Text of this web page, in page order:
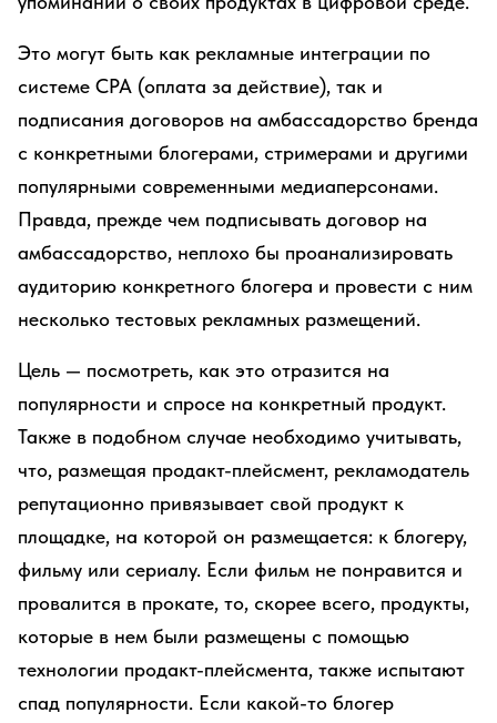
Это могут быть как рекламные интеграции по
системе CPA (оплата за действие), так и
подписания договоров на амбассадорство бренда
с конкретными блогерами, стримерами и другими
популярными современными медиаперсонами.
Правда, прежде чем подписывать договор на
амбассадорство, неплохо бы проанализировать
аудиторию конкретного блогера и провести с ним
несколько тестовых рекламных размещений.
Цель — посмотреть, как это отразится на
популярности и спросе на конкретный продукт.
Также в подобном случае необходимо учитывать,
что, размещая продакт-плейсмент, рекламодатель
репутационно привязывает свой продукт к
площадке, на которой он размещается: к блогеру,
фильму или сериалу. Если фильм не понравится и
провалится в прокате, то, скорее всего, продукты,
которые в нем были размещены с помощью
технологии продакт-плейсмента, также испытают
спад популярности. Если какой-то блогер